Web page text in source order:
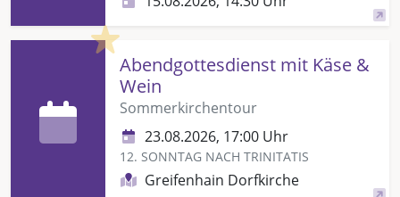
Highlight
Abendgottesdienst mit Käse &
Wein
Sommerkirchentour
23.08.2026, 17:00 Uhr
12. SONNTAG NACH TRINITATIS
Greifenhain Dorfkirche